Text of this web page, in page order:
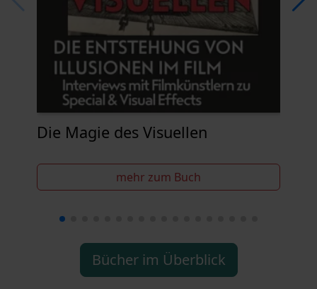
Die Magie des Visuellen
mehr zum Buch
Bücher im Überblick